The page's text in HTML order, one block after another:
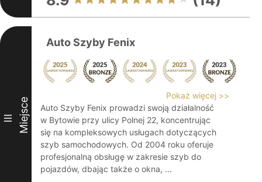
III Miejsce
Auto Szyby Fenix
Pokaż więcej >>
Auto Szyby Fenix prowadzi swoją działalność
w Bytowie przy ulicy Polnej 22, koncentrując
się na kompleksowych usługach dotyczących
szyb samochodowych. Od 2004 roku oferuje
profesjonalną obsługę w zakresie szyb do
pojazdów, dbając także o okna, ...